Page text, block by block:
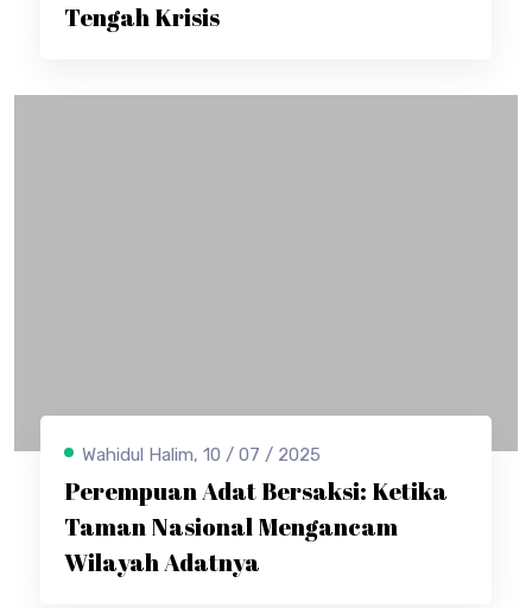
Tengah Krisis
Wahidul Halim, 10 / 07 / 2025
Perempuan Adat Bersaksi: Ketika
Taman Nasional Mengancam
Wilayah Adatnya